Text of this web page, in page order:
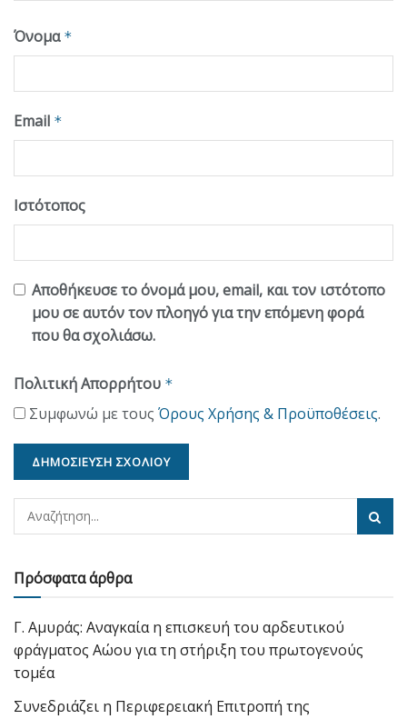
Όνομα *
Email *
Ιστότοπος
Αποθήκευσε το όνομά μου, email, και τον ιστότοπο
μου σε αυτόν τον πλοηγό για την επόμενη φορά
που θα σχολιάσω.
Πολιτική Απορρήτου *
Συμφωνώ με τους Όρους Χρήσης & Προϋποθέσεις.
Πρόσφατα άρθρα
Γ. Αμυράς: Αναγκαία η επισκευή του αρδευτικού
φράγματος Αώου για τη στήριξη του πρωτογενούς
τομέα
Συνεδριάζει η Περιφερειακή Επιτροπή της